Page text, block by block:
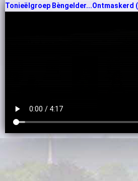
Tonieëlgroep Bèngelder...Ontmaskerd